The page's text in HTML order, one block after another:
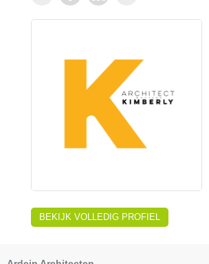
BEKIJK VOLLEDIG PROFIEL